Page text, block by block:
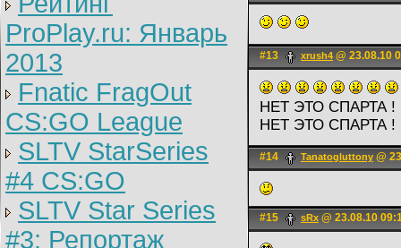
ProPlay.ru: Январь
2013
Fnatic FragOut
CS:GO League
SLTV StarSeries
#4 CS:GO
SLTV Star Series
#3: Репортаж
#13 xrush4 @ 23.08.10
НЕТ ЭТО СПАРТА
НЕТ ЭТО СПАРТА
#14 Tanatogluttony @
#15 sRx @ 23.08.10